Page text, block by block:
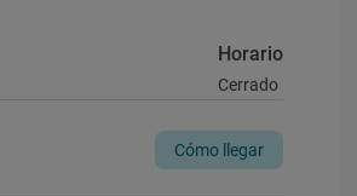
Horario
Cerrado
Cómo llegar